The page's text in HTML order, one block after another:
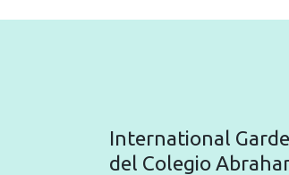
International
del Colegio